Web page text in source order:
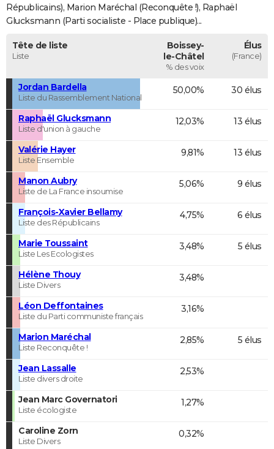
Bricolage
Lifestyle
Culture
SportAuto
Television
Voyage
Cinema
Républicains), Marion Maréchal (Reconquête !), Raphaël
Glucksmann (Parti socialiste - Place publique)...
Tête de liste
Liste
Boissey-
le-Châtel
% des voix
Élus
(France)
Jordan Bardella
Liste du Rassemblement National
50,00% 30 élus
Raphaël Glucksmann
Liste d'union à gauche
12,03% 13 élus
Valérie Hayer
Liste Ensemble
9,81% 13 élus
Manon Aubry
Liste de La France insoumise
5,06% 9 élus
François-Xavier Bellamy
Liste des Républicains
4,75% 6 élus
Marie Toussaint
Liste Les Ecologistes
3,48% 5 élus
Hélène Thouy
Liste Divers
3,48%
Léon Deffontaines
Liste du Parti communiste français
3,16%
Marion Maréchal
Liste Reconquête !
2,85% 5 élus
Jean Lassalle
Liste divers droite
2,53%
Jean Marc Governatori
Liste écologiste
1,27%
Caroline Zorn
Liste Divers
0,32%